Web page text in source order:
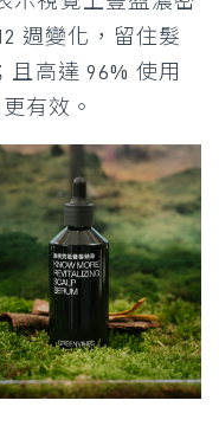
週變化，留住髮
且高達 96% 使用
有效。